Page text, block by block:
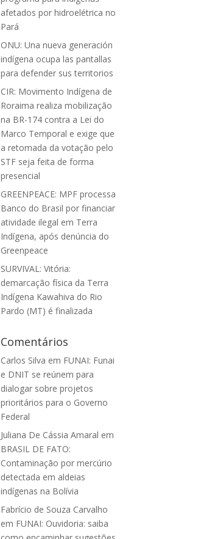
afetados por hidroelétrica no
Pará
ONU: Una nueva generación
indígena ocupa las pantallas
para defender sus territorios
CIR: Movimento Indígena de
Roraima realiza mobilização
na BR-174 contra a Lei do
Marco Temporal e exige que
a retomada da votação pelo
STF seja feita de forma
presencial
GREENPEACE: MPF processa
Banco do Brasil por financiar
atividade ilegal em Terra
Indígena, após denúncia do
Greenpeace
SURVIVAL: Vitória:
demarcação física da Terra
Indígena Kawahiva do Rio
Pardo (MT) é finalizada
Comentários
Carlos Silva em FUNAI: Funai
e DNIT se reúnem para
dialogar sobre projetos
prioritários para o Governo
Federal
Juliana De Cássia Amaral em
BRASIL DE FATO:
Contaminação por mercúrio
detectada em aldeias
indígenas na Bolívia
Fabrício de Souza Carvalho
em FUNAI: Ouvidoria: saiba